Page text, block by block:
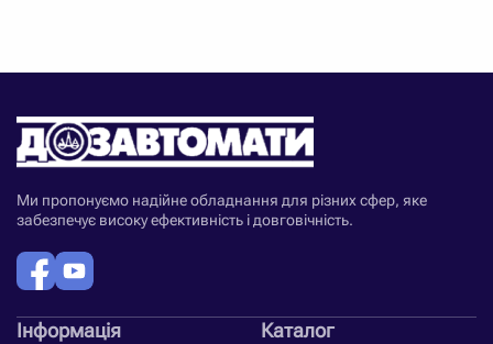
Ми пропонуємо надійне обладнання для різних сфер, яке
забезпечує високу ефективність і довговічність.
Інформація Каталог